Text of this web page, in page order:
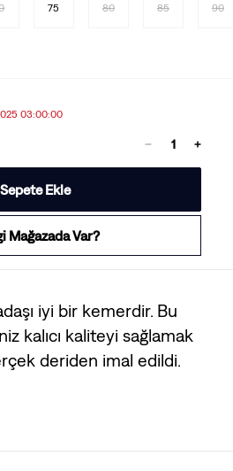
75 80 85 90
03:00:00
Sepete Ekle
Mağazada Var?
iyi bir kemerdir. Bu
kalıcı kaliteyi sağlamak
deriden imal edildi.